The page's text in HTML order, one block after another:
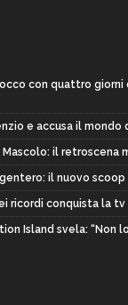
con quattro giorni
e accusa il mondo
Mascolo: il retroscena
il nuovo
ricordi conquista la tv
Island svela: “Non